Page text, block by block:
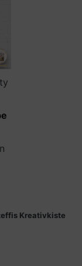
Kreativkiste